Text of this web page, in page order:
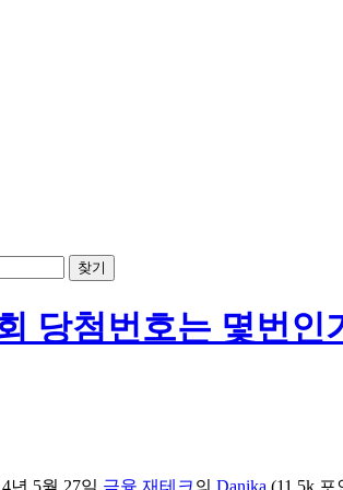
당첨번호는 몇번인
년 5월 27일 금융,재테크 의 Danika (11.5k 포